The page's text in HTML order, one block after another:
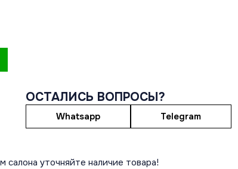
ОСТАЛИСЬ ВОПРОСЫ?
Whatsapp Telegram
уточняйте наличие товара!